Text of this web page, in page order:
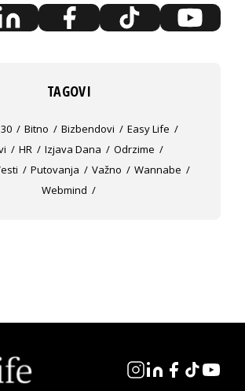
TAGOVI
Bitno Bizbendovi
Easy Life
HR Izjava Dana
Odrzime
Putovanja Važno
Wannabe
Webmind